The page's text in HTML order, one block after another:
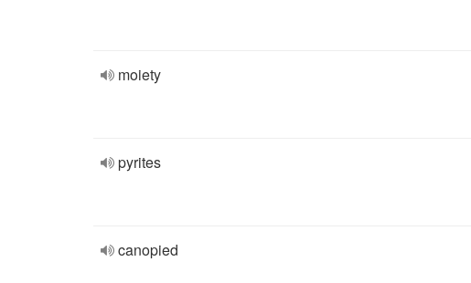
moiety
pyrites
canopied